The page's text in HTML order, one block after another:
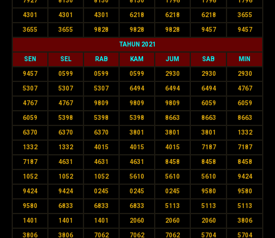
4301 4301 4301 6218 6218 6218 3655
3655 3655 9828 9828 9828 9457 9457
TAHUN 2021
SEN SEL RAB KAM JUM SAB MIN
9457 0599 0599 0599 2930 2930 2930
5307 5307 5307 6494 6494 6494 4767
4767 4767 9809 9809 9809 6059 6059
6059 5398 5398 5398 8663 8663 8663
6370 6370 6370 3801 3801 3801 1332
1332 1332 4015 4015 4015 7187 7187
7187 4631 4631 4631 8458 8458 8458
1052 1052 1052 5610 5610 5610 9424
9424 9424 0245 0245 0245 9580 9580
9580 6833 6833 6833 5113 5113 5113
1401 1401 1401 2060 2060 2060 3806
3806 3806 7062 7062 7062 5704 5704